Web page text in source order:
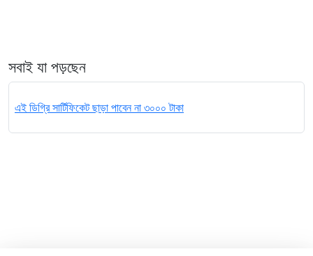
সবাই যা পড়ছেন
এই ডিগ্রি সার্টিফিকেট ছাড়া পাবেন না ৩০০০ টাকা